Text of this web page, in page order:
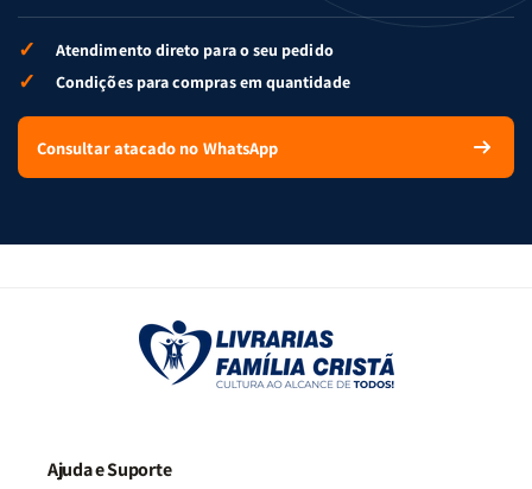
✓ Atendimento direto para o seu pedido
✓ Condições para compras em quantidade
Consultar atacado no WhatsApp
Ajuda e Suporte